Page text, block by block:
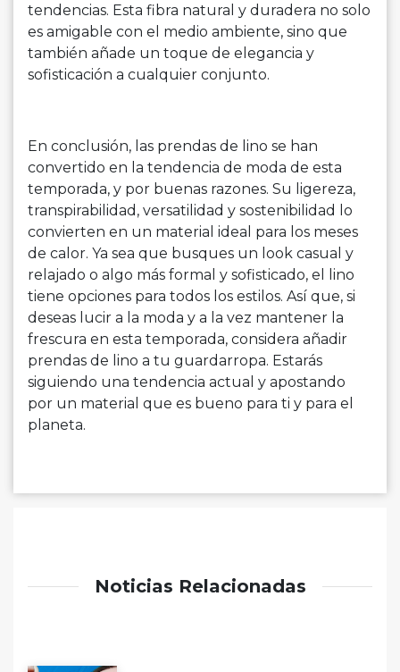
tendencias. Esta fibra natural y duradera no solo
es amigable con el medio ambiente, sino que
también añade un toque de elegancia y
sofisticación a cualquier conjunto.
En conclusión, las prendas de lino se han
convertido en la tendencia de moda de esta
temporada, y por buenas razones. Su ligereza,
transpirabilidad, versatilidad y sostenibilidad lo
convierten en un material ideal para los meses
de calor. Ya sea que busques un look casual y
relajado o algo más formal y sofisticado, el lino
tiene opciones para todos los estilos. Así que, si
deseas lucir a la moda y a la vez mantener la
frescura en esta temporada, considera añadir
prendas de lino a tu guardarropa. Estarás
siguiendo una tendencia actual y apostando
por un material que es bueno para ti y para el
planeta.
Noticias Relacionadas